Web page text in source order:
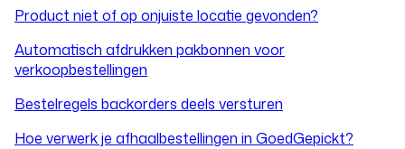
Product niet of op onjuiste locatie gevonden?
Automatisch afdrukken pakbonnen voor
verkoopbestellingen
Bestelregels backorders deels versturen
Hoe verwerk je afhaalbestellingen in GoedGepickt?